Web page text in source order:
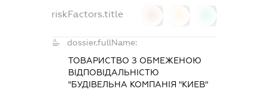
riskFactors.title
dossier.fullName:
ТОВАРИСТВО З ОБМЕЖЕНОЮ
ВІДПОВІДАЛЬНІСТЮ
"БУДІВЕЛЬНА КОМПАНІЯ "КИЕВ"